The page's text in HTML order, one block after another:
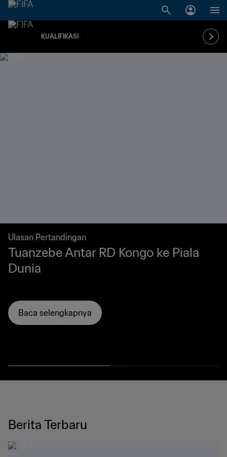
KUALIFIKASI
Ulasan Pertandingan
Tuanzebe Antar RD Kongo ke Piala
Dunia
Baca selengkapnya
Berita Terbaru